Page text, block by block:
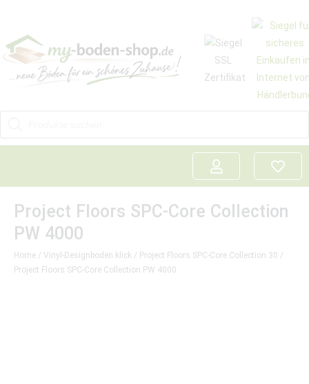
Project Floors SPC-Core Collection
PW 4000
Home / Vinyl-Designboden klick / Project Floors SPC-Core Collection 30 /
Project Floors SPC-Core Collection PW 4000